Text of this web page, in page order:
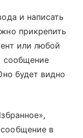
и написать
прикрепить
или любой
сообщение
будет видно
в